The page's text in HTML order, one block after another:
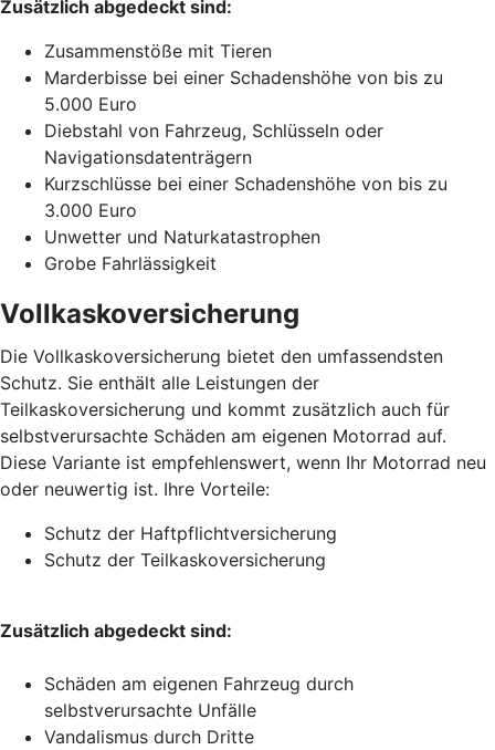
Zusätzlich abgedeckt sind:
Zusammenstöße mit Tieren
Marderbisse bei einer Schadenshöhe von bis zu
5.000 Euro
Diebstahl von Fahrzeug, Schlüsseln oder
Navigationsdatenträgern
Kurzschlüsse bei einer Schadenshöhe von bis zu
3.000 Euro
Unwetter und Naturkatastrophen
Grobe Fahrlässigkeit
Vollkaskoversicherung
Die Vollkaskoversicherung bietet den umfassendsten
Schutz. Sie enthält alle Leistungen der
Teilkaskoversicherung und kommt zusätzlich auch für
selbstverursachte Schäden am eigenen Motorrad auf.
Diese Variante ist empfehlenswert, wenn Ihr Motorrad neu
oder neuwertig ist. Ihre Vorteile:
Schutz der Haftpflichtversicherung
Schutz der Teilkaskoversicherung
Zusätzlich abgedeckt sind:
Schäden am eigenen Fahrzeug durch
selbstverursachte Unfälle
Vandalismus durch Dritte